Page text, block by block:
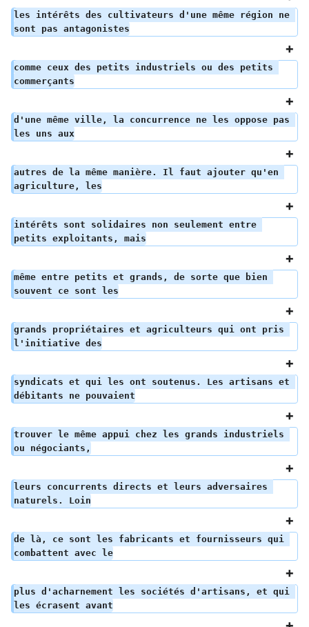
les intérêts des cultivateurs d'une même région ne
sont pas antagonistes
comme ceux des petits industriels ou des petits
commerçants
d'une même ville, la concurrence ne les oppose pas
les uns aux
autres de la même manière. Il faut ajouter qu'en
agriculture, les
intérêts sont solidaires non seulement entre
petits exploitants, mais
même entre petits et grands, de sorte que bien
souvent ce sont les
grands propriétaires et agriculteurs qui ont pris
l'initiative des
syndicats et qui les ont soutenus. Les artisans et
débitants ne pouvaient
trouver le même appui chez les grands industriels
ou négociants,
leurs concurrents directs et leurs adversaires
naturels. Loin
de là, ce sont les fabricants et fournisseurs qui
combattent avec le
plus d'acharnement les sociétés d'artisans, et qui
les écrasent avant